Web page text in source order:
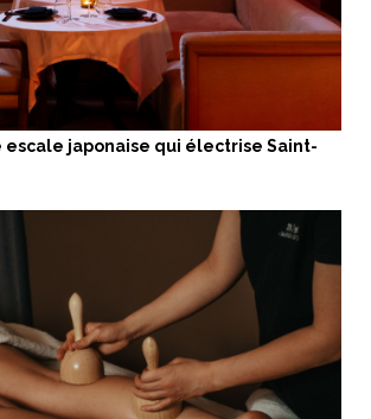
escale japonaise qui électrise Saint-